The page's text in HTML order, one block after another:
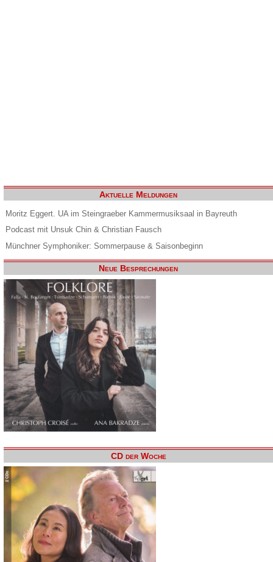
Aktuelle Meldungen
Moritz Eggert. UA im Steingraeber Kammermusiksaal in Bayreuth
Podcast mit Unsuk Chin & Christian Fausch
Münchner Symphoniker: Sommerpause & Saisonbeginn
Neue Besprechungen
CD der Woche